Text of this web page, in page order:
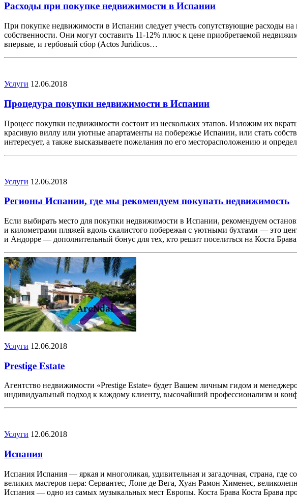
Расходы при покупке недвижимости в Испании
При покупке недвижимости в Испании следует учесть сопутствующие расходы на
собственности. Они могут составить 11-12% плюс к цене приобретаемой
впервые, и гербовый сбор (Actos Juridicos…
Услуги 12.06.2018
Процедура покупки недвижимости в Испании
Процесс покупки недвижимости состоит из нескольких этапов. Изложим их
красивую виллу или уютные апартаменты на побережье Испании, или стать
интересует, а также высказываете пожелания по его месторасположению и
Услуги 12.06.2018
Регионы Испании, где мы рекомендуем покупать недвижимость
Если выбирать место для покупки недвижимости в Испании, рекомендуем
и километрами пляжей вдоль скалистого побережья с уютными бухтами — это
и Андорре — дополнительный бонус для тех, кто решит поселиться на Коста
Услуги 12.06.2018
Prestige Estate
Агентство недвижимости «Prestige Estate» будет Вашем личным гидом и
индивидуальный подход к каждому клиенту, высочайший профессионализм и
Услуги 12.06.2018
Испания
Испания Испания — яркая и многоликая, удивительная и загадочная, страна,
великих мастеров пера: Сервантес, Лопе де Вега, Хуан Рамон Хименес,
Испания — одно из самых музыкальных мест Европы. Коста Брава Коста Брава